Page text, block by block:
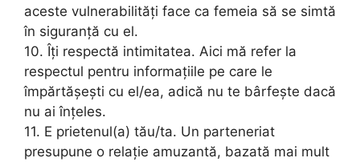
aceste vulnerabilități face ca femeia să se simtă
în siguranță cu el.
10. Îți respectă intimitatea. Aici mă refer la
respectul pentru informațiile pe care le
împărtășești cu el/ea, adică nu te bârfește dacă
nu ai înțeles.
11. E prietenul(a) tău/ta. Un parteneriat
presupune o relație amuzantă, bazată mai mult